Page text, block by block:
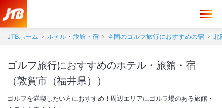
JTBホーム ホテル・旅館・宿 全国のゴルフ旅行におすすめの宿 北
ゴルフ旅行におすすめのホテル・旅館・宿
（敦賀市（福井県））
ゴルフを満喫したい方におすすめ！周辺エリアにゴルフ場のある旅館・